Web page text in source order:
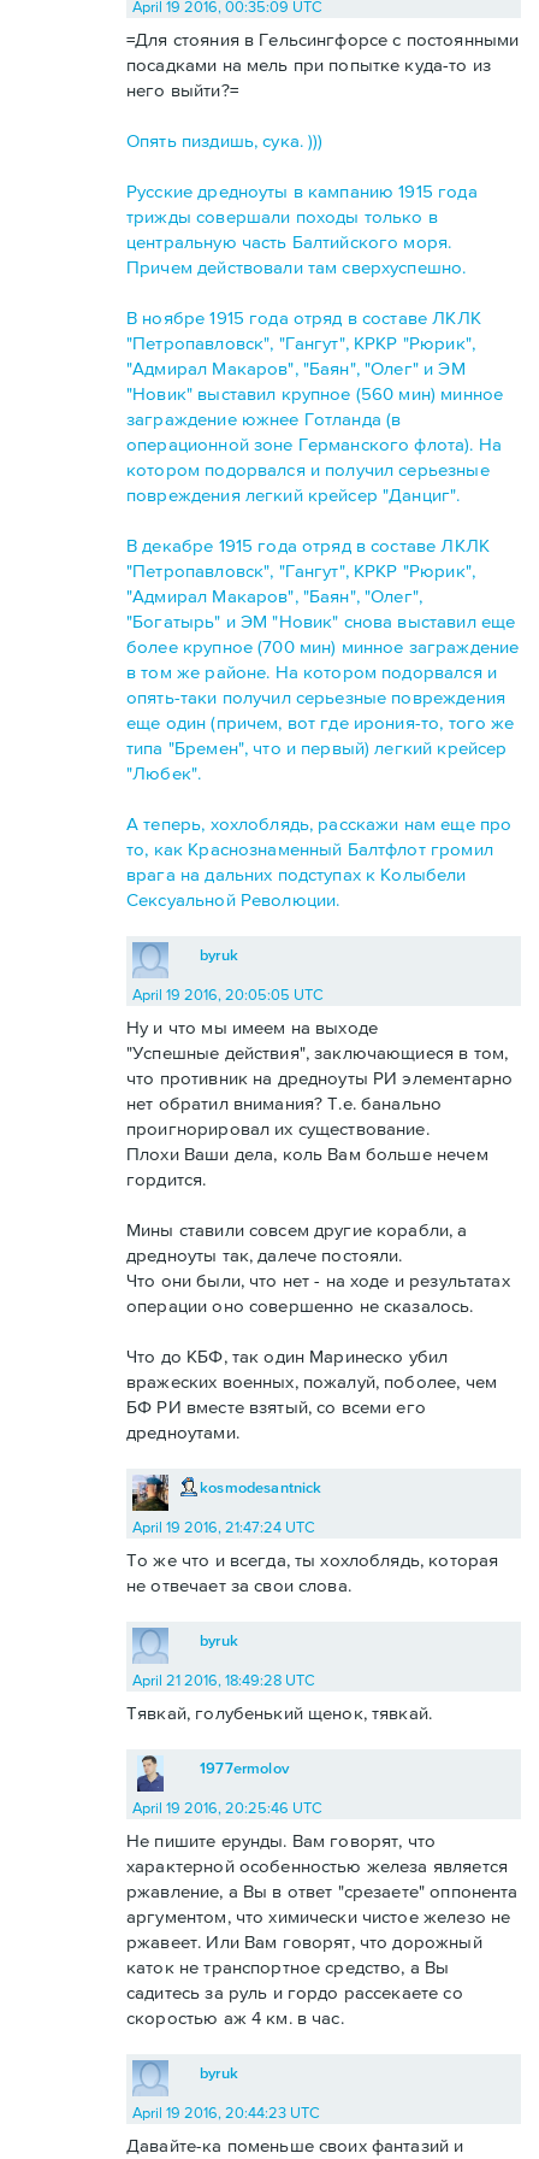
April 19 2016, 00:35:09 UTC
=Для стояния в Гельсингфорсе с постоянными
посадками на мель при попытке куда-то из
него выйти?=
Опять пиздишь, сука. )))
Русские дредноуты в кампанию 1915 года
трижды совершали походы только в
центральную часть Балтийского моря.
Причем действовали там сверхуспешно.
В ноябре 1915 года отряд в составе ЛКЛК
"Петропавловск", "Гангут", КРКР "Рюрик",
"Адмирал Макаров", "Баян", "Олег" и ЭМ
"Новик" выставил крупное (560 мин) минное
заграждение южнее Готланда (в
операционной зоне Германского флота). На
котором подорвался и получил серьезные
повреждения легкий крейсер "Данциг".
В декабре 1915 года отряд в составе ЛКЛК
"Петропавловск", "Гангут", КРКР "Рюрик",
"Адмирал Макаров", "Баян", "Олег",
"Богатырь" и ЭМ "Новик" снова выставил еще
более крупное (700 мин) минное заграждение
в том же районе. На котором подорвался и
опять-таки получил серьезные повреждения
еще один (причем, вот где ирония-то, того же
типа "Бремен", что и первый) легкий крейсер
"Любек".
А теперь, хохлоблядь, расскажи нам еще про
то, как Краснознаменный Балтфлот громил
врага на дальних подступах к Колыбели
Сексуальной Революции.
byruk
April 19 2016, 20:05:05 UTC
Ну и что мы имеем на выходе
"Успешные действия", заключающиеся в том,
что противник на дредноуты РИ элементарно
нет обратил внимания? Т.е. банально
проигнорировал их существование.
Плохи Ваши дела, коль Вам больше нечем
гордится.
Мины ставили совсем другие корабли, а
дредноуты так, далече постояли.
Что они были, что нет - на ходе и результатах
операции оно совершенно не сказалось.
Что до КБФ, так один Маринеско убил
вражеских военных, пожалуй, поболее, чем
БФ РИ вместе взятый, со всеми его
дредноутами.
kosmodesantnick
April 19 2016, 21:47:24 UTC
То же что и всегда, ты хохлоблядь, которая
не отвечает за свои слова.
byruk
April 21 2016, 18:49:28 UTC
Тявкай, голубенький щенок, тявкай.
1977ermolov
April 19 2016, 20:25:46 UTC
Не пишите ерунды. Вам говорят, что
характерной особенностью железа является
ржавление, а Вы в ответ "срезаете" оппонента
аргументом, что химически чистое железо не
ржавеет. Или Вам говорят, что дорожный
каток не транспортное средство, а Вы
садитесь за руль и гордо рассекаете со
скоростью аж 4 км. в час.
byruk
April 19 2016, 20:44:23 UTC
Давайте-ка поменьше своих фантазий и